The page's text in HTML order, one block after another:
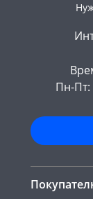
Пн-Пт: